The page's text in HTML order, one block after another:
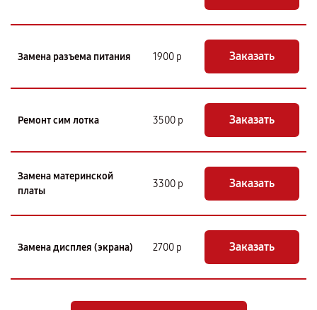
Замена разъема питания 1900 р Заказать
Ремонт сим лотка 3500 р Заказать
Замена материнской
платы
3300 р Заказать
Замена дисплея (экрана) 2700 р Заказать